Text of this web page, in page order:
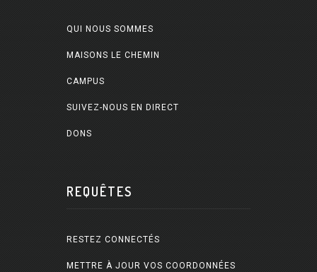
QUI NOUS SOMMES
MAISONS LE CHEMIN
CAMPUS
SUIVEZ-NOUS EN DIRECT
DONS
REQUÊTES
RESTEZ CONNECTÉS
METTRE À JOUR VOS COORDONNÉES